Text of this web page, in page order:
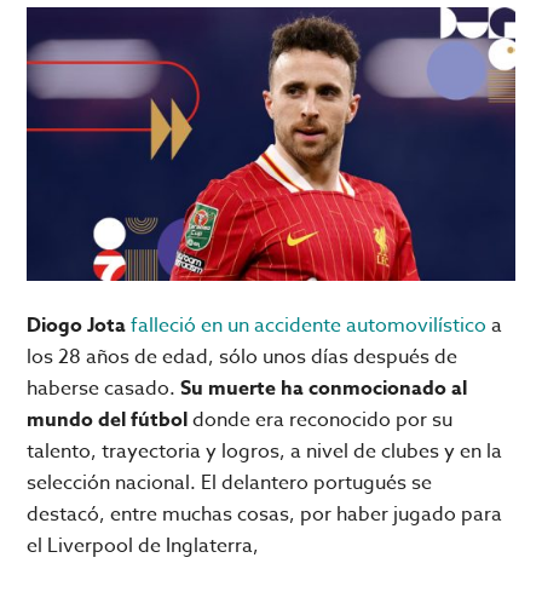
Diogo Jotafalleció en un accidente automovilístico a
los 28 años de edad, sólo unos días después de
haberse casado.Su muerte ha conmocionado al
mundo del fútboldonde era reconocido por su
talento, trayectoria y logros, a nivel de clubes y en la
selección nacional. El delantero portugués se
destacó, entre muchas cosas, por haber jugado para
el Liverpool de Inglaterra,